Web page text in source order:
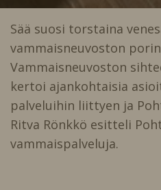
Sää suosi torstaina
vammaisneuvoston
Vammaisneuvoston
kertoi ajankohtaisia
palveluihin liittyen ja
Ritva Rönkkö esitteli
vammaispalveluja.